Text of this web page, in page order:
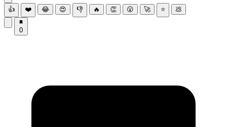
👍 ❤️ 😂 😍 👎 🔥 👏 😮 🚀 ⭐ 💩
0